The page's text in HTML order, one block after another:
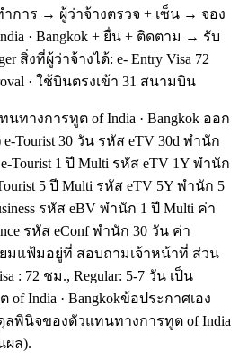
ทำการ → ผู้ว่าจ้างตรวจ + เซ็น → จอง
· Bangkok + ยื่น + ติดตาม → รับ
สิ่งที่ผู้ว่าจ้างได้: e- Entry Visa 72
· ใช้บินตรงเข้า 31 สนามบิน
ทางการทูต of India · Bangkok ออก
Tourist 30 วัน รหัส eTV 30d พำนัก
Tourist 1 ปี Multi รหัส eTV 1Y พำนัก
5 ปี Multi รหัส eTV 5Y พำนัก 5
รหัส eBV พำนัก 1 ปี Multi ค่า
รหัส eConf พำนัก 30 วัน ค่า
ยมแฟ้มอยู่ที่ สอบถามเจ้าหน้าที่ ส่วน
: 72 ชม., Regular: 5-7 วัน เป็น
India · Bangkokข้อประกาศเอง
ดุลพินิจของตัวแทนทางการทูต of India
ผล).